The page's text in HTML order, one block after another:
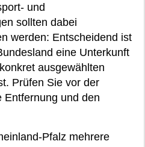
und
sollten dabei
werden: Entscheidend ist
eine Unterkunft
ausgewählten
Prüfen Sie vor der
Entfernung und den
Pfalz mehrere